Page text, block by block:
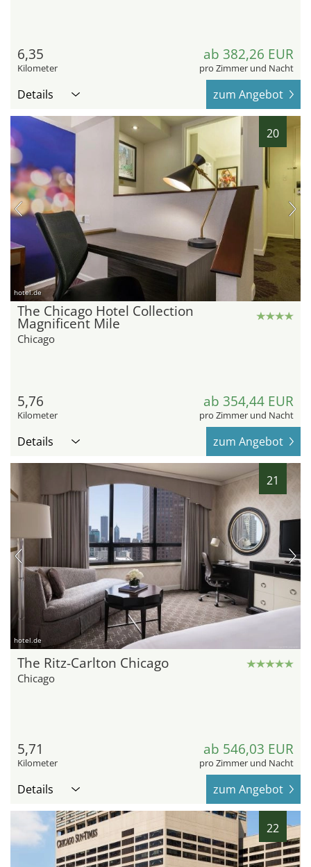
6,35
Kilometer
ab 382,26 EUR
pro Zimmer und Nacht
Details zum Angebot
20
hotel.de
The Chicago Hotel Collection
Magnificent Mile
Chicago
5,76
Kilometer
ab 354,44 EUR
pro Zimmer und Nacht
Details zum Angebot
21
hotel.de
The Ritz-Carlton Chicago
Chicago
5,71
Kilometer
ab 546,03 EUR
pro Zimmer und Nacht
Details zum Angebot
22